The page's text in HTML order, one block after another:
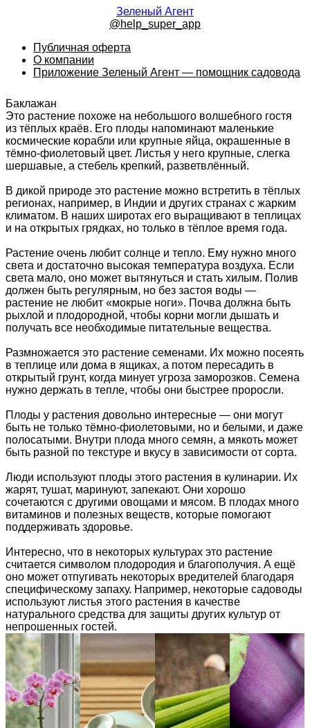
Зеленый Агент
@help_super_app
Публичная оферта
О компании
Приложение Зеленый Агент — помощник садовода
Баклажан
Это растение похоже на небольшого волшебного гостя
из тёплых краёв. Его плоды напоминают маленькие
космические корабли или крупные яйца, окрашенные в
тёмно-фиолетовый цвет. Листья у него крупные, слегка
шершавые, а стебель крепкий, разветвлённый.
В дикой природе это растение можно встретить в тёплых
регионах, например, в Индии и других странах с жарким
климатом. В наших широтах его выращивают в теплицах
и на открытых грядках, но только в тёплое время года.
Растение очень любит солнце и тепло. Ему нужно много
света и достаточно высокая температура воздуха. Если
света мало, оно может вытянуться и стать хилым. Полив
должен быть регулярным, но без застоя воды —
растение не любит «мокрые ноги». Почва должна быть
рыхлой и плодородной, чтобы корни могли дышать и
получать все необходимые питательные вещества.
Размножается это растение семенами. Их можно посеять
в теплице или дома в ящиках, а потом пересадить в
открытый грунт, когда минует угроза заморозков. Семена
нужно держать в тепле, чтобы они быстрее проросли.
Плоды у растения довольно интересные — они могут
быть не только тёмно-фиолетовыми, но и белыми, и даже
полосатыми. Внутри плода много семян, а мякоть может
быть разной по текстуре и вкусу в зависимости от сорта.
Люди используют плоды этого растения в кулинарии. Их
жарят, тушат, маринуют, запекают. Они хорошо
сочетаются с другими овощами и мясом. В плодах много
витаминов и полезных веществ, которые помогают
поддерживать здоровье.
Интересно, что в некоторых культурах это растение
считается символом плодородия и благополучия. А ещё
оно может отпугивать некоторых вредителей благодаря
специфическому запаху. Например, некоторые садоводы
используют листья этого растения в качестве
натурального средства для защиты других культур от
непрошенных гостей.